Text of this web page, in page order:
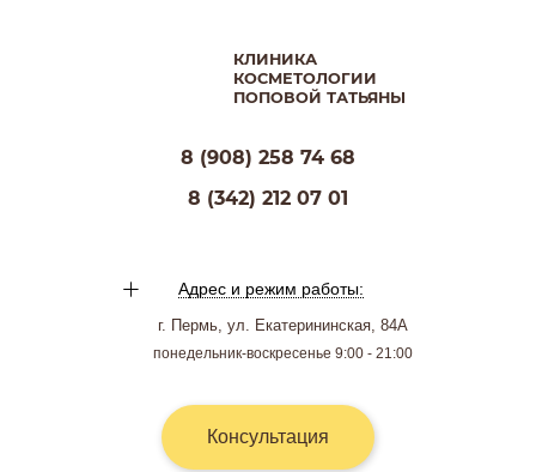
КЛИНИКА
КОСМЕТОЛОГИИ
ПОПОВОЙ ТАТЬЯНЫ
8 (908) 258 74 68
8 (342) 212 07 01
Адрес и режим работы:
г. Пермь, ул. Екатерининская, 84А
понедельник-воскресенье 9:00 - 21:00
Консультация